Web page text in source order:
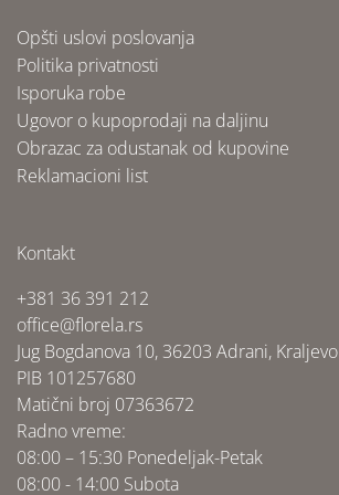
Opšti uslovi poslovanja
Politika privatnosti
Isporuka robe
Ugovor o kupoprodaji na daljinu
Obrazac za odustanak od kupovine
Reklamacioni list
Kontakt
+381 36 391 212
office@florela.rs
Jug Bogdanova 10, 36203 Adrani, Kraljevo
PIB 101257680
Matični broj 07363672
Radno vreme:
08:00 – 15:30 Ponedeljak-Petak
08:00 - 14:00 Subota